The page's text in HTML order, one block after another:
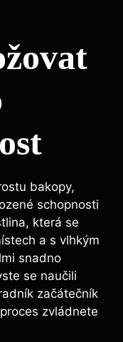
bakopy,
schopnosti
která se
a s vlhkým
snadno
se naučili
začátečník
zvládnete